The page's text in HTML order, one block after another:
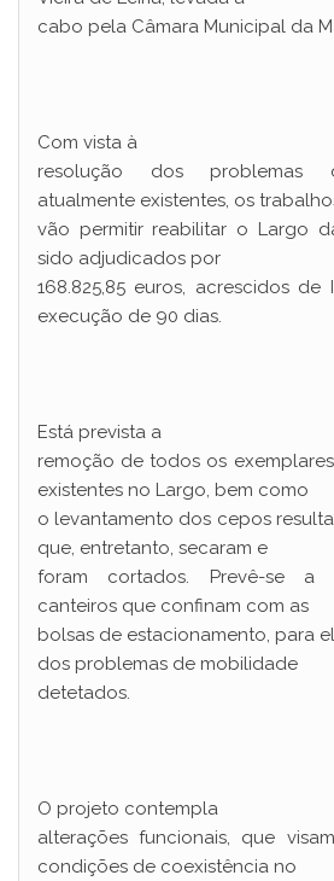
cabo pela Câmara Municipal da
Com vista à
resolução dos problemas
atualmente existentes, os
vão permitir reabilitar o Largo
sido adjudicados por
168.825,85 euros, acrescidos
execução de 90 dias.
Está prevista a
remoção de todos os
existentes no Largo, bem como
o levantamento dos cepos
que, entretanto, secaram e
foram cortados. Prevê-se a
canteiros que confinam com as
bolsas de estacionamento, para
dos problemas de mobilidade
detetados.
O projeto contempla
alterações funcionais, que
condições de coexistência no